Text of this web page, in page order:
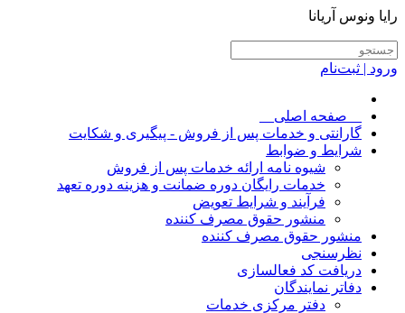
رایا ونوس آریانا
ورود | ثبت‌نام
__صفحه اصلی__
گارانتی و خدمات پس از فروش - پیگیری و شکایت
شرایط و ضوابط
شیوه نامه ارائه خدمات پس از فروش
خدمات رایگان دوره ضمانت و هزینه دوره تعهد
فرآیند و شرایط تعویض
منشور حقوق مصرف کننده
منشور حقوق مصرف کننده
نظرسنجی
دریافت کد فعالسازی
دفاتر نمایندگان
دفتر مرکزی خدمات